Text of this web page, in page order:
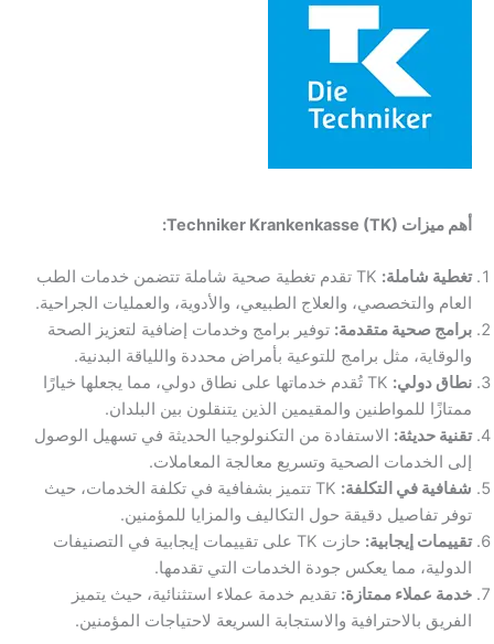
أهم ميزات Techniker Krankenkasse (TK):
تغطية شاملة:
TK تقدم تغطية صحية شاملة تتضمن خدمات الطب
العام والتخصصي، والعلاج الطبيعي، والأدوية، والعمليات الجراحية.
برامج صحية متقدمة: توفير برامج وخدمات إضافية لتعزيز الصحة
والوقاية، مثل برامج للتوعية بأمراض محددة واللياقة البدنية.
نطاق دولي:
TK تُقدم خدماتها على نطاق دولي، مما يجعلها خيارًا
ممتازًا للمواطنين والمقيمين الذين يتنقلون بين البلدان.
تقنية حديثة: الاستفادة من التكنولوجيا الحديثة في تسهيل الوصول
إلى الخدمات الصحية وتسريع معالجة المعاملات.
شفافية في التكلفة:
TK تتميز بشفافية في تكلفة الخدمات، حيث
توفر تفاصيل دقيقة حول التكاليف والمزايا للمؤمنين.
تقييمات إيجابية:
حازت TK على تقييمات إيجابية في التصنيفات
الدولية، مما يعكس جودة الخدمات التي تقدمها.
خدمة عملاء ممتازة: تقديم خدمة عملاء استثنائية، حيث يتميز
الفريق بالاحترافية والاستجابة السريعة لاحتياجات المؤمنين.